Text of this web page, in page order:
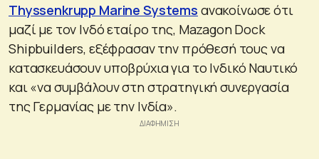
Thyssenkrupp Marine Systems ανακοίνωσε ότι
μαζί με τον Ινδό εταίρο της, Mazagon Dock
Shipbuilders, εξέφρασαν την πρόθεσή τους να
κατασκευάσουν υποβρύχια για το Ινδικό Ναυτικό
και «να συμβάλουν στη στρατηγική συνεργασία
της Γερμανίας με την Ινδία».